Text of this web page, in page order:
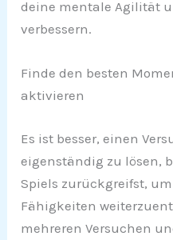
deine mentale Agilität
verbessern.
Finde den besten
aktivieren
Es ist besser, einen
eigenständig zu lösen,
Spiels zurückgreifst,
Fähigkeiten
mehreren Versuchen